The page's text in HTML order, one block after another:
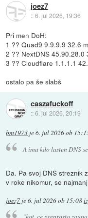
joez7
::6. jul 2026, 19:36
Pri men DoH:
1 ?? Quad9 9.9.9.9 32.6
2 ?? NextDNS 45.90.28.0
3 ?? Cloudflare 1.1.1.1
ostalo pa še slabš
caszafuckoff
::6. jul 2026, 20:19
bm1973 je6. jul 2026 ob
A ima kdo lasten DNS
Da. Pa svoj DNS streznik
v roke nikomur, se
joez7 je6. jul 2026 ob 15:08